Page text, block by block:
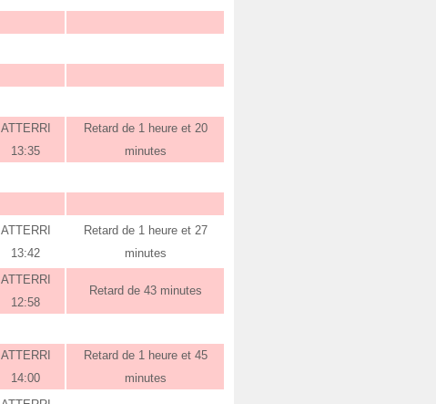
ATTERRI
13:35
Retard de 1 heure et 20
minutes
ATTERRI
13:42
Retard de 1 heure et 27
minutes
ATTERRI
12:58
Retard de 43 minutes
ATTERRI
14:00
Retard de 1 heure et 45
minutes